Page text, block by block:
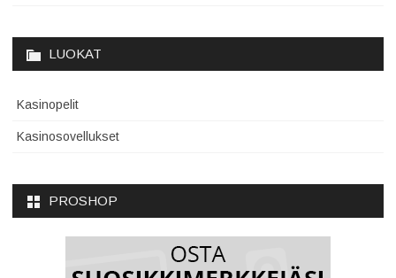
LUOKAT
Kasinopelit
Kasinosovellukset
PROSHOP